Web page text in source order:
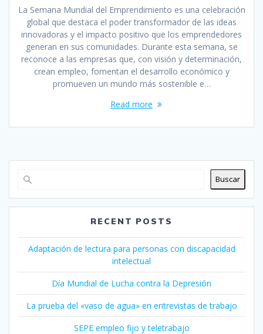
La Semana Mundial del Emprendimiento es una celebración
global que destaca el poder transformador de las ideas
innovadoras y el impacto positivo que los emprendedores
generan en sus comunidades. Durante esta semana, se
reconoce a las empresas que, con visión y determinación,
crean empleo, fomentan el desarrollo económico y
promueven un mundo más sostenible e…
Read more
Buscar
RECENT POSTS
Adaptación de lectura para personas con discapacidad
intelectual
Día Mundial de Lucha contra la Depresión
La prueba del «vaso de agua» en entrevistas de trabajo
SEPE empleo fijo y teletrabajo